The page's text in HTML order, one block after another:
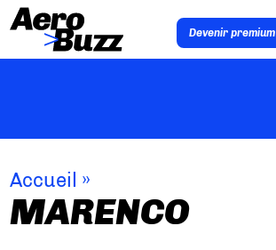
Devenir premium
Accueil »
MARENCO